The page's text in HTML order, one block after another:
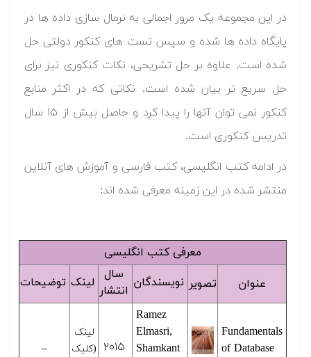
در این مجموعه یک مرور اجمالی به نرمال سازی داده ها در
پایگاه داده ها شده و سپس تست های کنکور دولتی حل
شده است. علاوه بر حل تشریحی، نکات کنکوری نیز برای
حل سریع تر بیان شده است. نکاتی که در اکثر منابع
کنکور نمی توان آنها را پیدا کرد و حاصل بیش از ۱۵ سال
تدریس کنکوری است.
در ادامه کتب انگلیسی، کتب فارسی و آموزش های آنلاین
منتشر شده در این زمینه معرفی شده اند:
معرفی کتب انگلیسی
عنوان تصویر نویسندگان
سال
انتشار
لینک توضیحات
Fundamentals
of Database
Ramez
Elmasri,
Shamkant
۲۰۱۵
لینک
(کلیک
–